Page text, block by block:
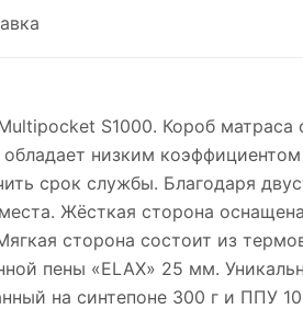
S1000. Короб матраса
низким
срок службы. Благодаря
Жёсткая сторона
сторона состоит из
пены «ELAX» 25 мм.
на синтепоне 300 г и